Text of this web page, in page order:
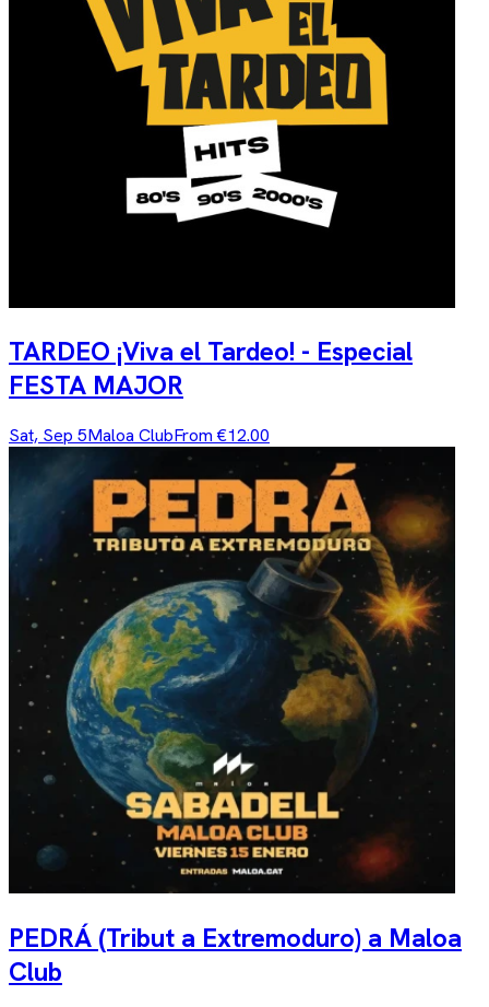
TARDEO ¡Viva el Tardeo! - Especial
FESTA MAJOR
Sat, Sep 5Maloa ClubFrom €12.00
PEDRÁ (Tribut a Extremoduro) a Maloa
Club